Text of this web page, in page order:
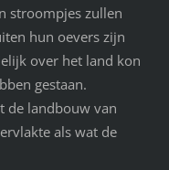
stroompjes zullen
hun oevers zijn
over het land kon
gestaan.
de landbouw van
als wat de